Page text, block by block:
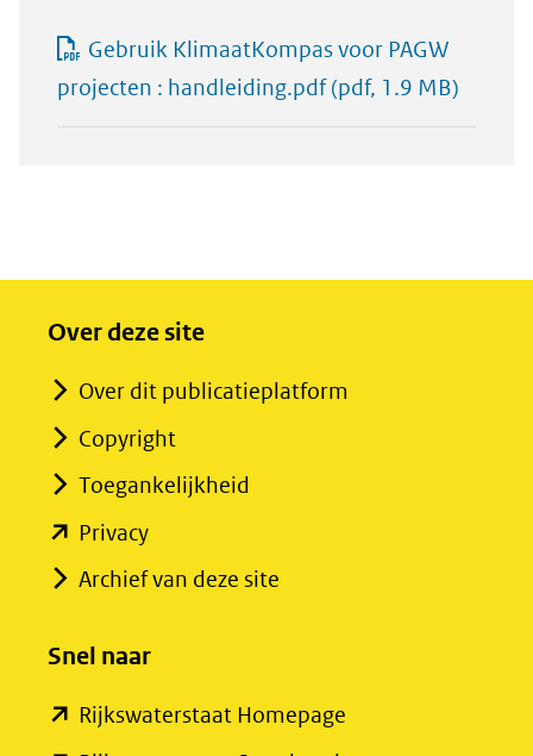
Gebruik KlimaatKompas voor PAGW
projecten : handleiding.pdf(pdf, 1.9 MB)
Over deze site
Over dit publicatieplatform
Copyright
Toegankelijkheid
Privacy(opent
in
venster)
naar
Archief van deze site
Snel naar
Rijkswaterstaat Homepage